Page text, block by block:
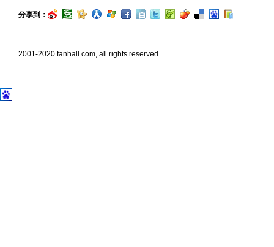
分享到：
2001-2020 fanhall.com, all rights reserved